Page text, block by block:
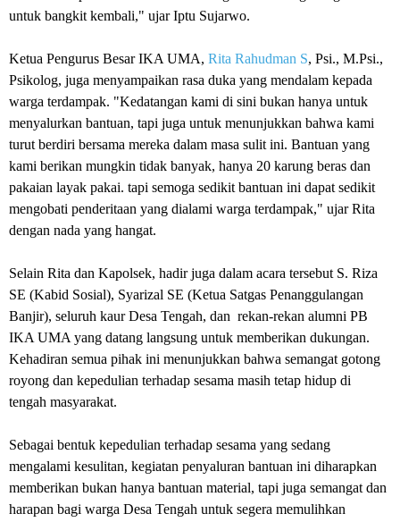
untuk bangkit kembali," ujar Iptu Sujarwo.
Ketua Pengurus Besar IKA UMA, Rita Rahudman S, Psi., M.Psi.,
Psikolog, juga menyampaikan rasa duka yang mendalam kepada
warga terdampak. "Kedatangan kami di sini bukan hanya untuk
menyalurkan bantuan, tapi juga untuk menunjukkan bahwa kami
turut berdiri bersama mereka dalam masa sulit ini. Bantuan yang
kami berikan mungkin tidak banyak, hanya 20 karung beras dan
pakaian layak pakai. tapi semoga sedikit bantuan ini dapat sedikit
mengobati penderitaan yang dialami warga terdampak," ujar Rita
dengan nada yang hangat.
Selain Rita dan Kapolsek, hadir juga dalam acara tersebut S. Riza
SE (Kabid Sosial), Syarizal SE (Ketua Satgas Penanggulangan
Banjir), seluruh kaur Desa Tengah, dan rekan-rekan alumni PB
IKA UMA yang datang langsung untuk memberikan dukungan.
Kehadiran semua pihak ini menunjukkan bahwa semangat gotong
royong dan kepedulian terhadap sesama masih tetap hidup di
tengah masyarakat.
Sebagai bentuk kepedulian terhadap sesama yang sedang
mengalami kesulitan, kegiatan penyaluran bantuan ini diharapkan
memberikan bukan hanya bantuan material, tapi juga semangat dan
harapan bagi warga Desa Tengah untuk segera memulihkan